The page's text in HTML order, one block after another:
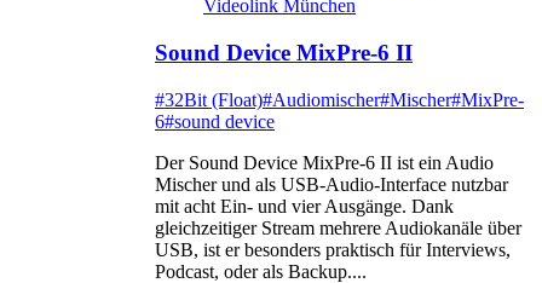
Sound Device MixPre-6 II
#32Bit (Float)#Audiomischer#Mischer#MixPre-
6#sound device
Der Sound Device MixPre-6 II ist ein Audio
Mischer und als USB-Audio-Interface nutzbar
mit acht Ein- und vier Ausgänge. Dank
gleichzeitiger Stream mehrere Audiokanäle über
USB, ist er besonders praktisch für Interviews,
Podcast, oder als Backup....